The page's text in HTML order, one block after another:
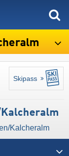
Skipass
​Kalcheralm